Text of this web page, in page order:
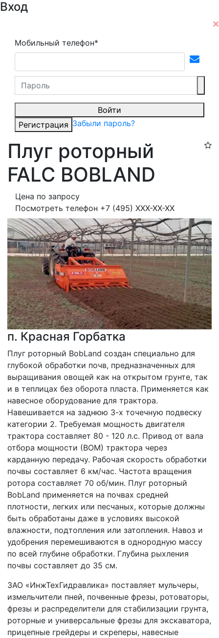
Вход
Мобильный телефон*
Войти
Регистрация Забыли пароль?
Плуг роторный
FALC BOBLAND
Цена по запросу
Посмотреть телефон +7 (495) XXX-XX-XX
п. Красная Горбатка
Плуг роторный BobLand создан специально для
глубокой обработки почв, предназначенных для
выращивания овощей как на открытом грунте, так
и в теплицах без оборота пласта. Применяется как
навесное оборудование для трактора.
Навешивается на заднюю 3-х точечную подвеску
категории 2. Требуемая мощность двигателя
трактора составляет 80 - 120 л.с. Привод от вала
отбора мощности (ВОМ) трактора через
карданную передачу. Рабочая скорость обработки
почвы составляет 6 км/час. Частота вращения
ротора составляет 70 об/мин. Плуг роторный
BobLand применяется на почвах средней
плотности, легких или песчаных, которые должны
быть обработаны даже в условиях высокой
влажности, подтопления или затопления. Навоз и
удобрения перемешиваются в однородную массу
по всей глубине обработки. Глубина рыхления
почвы составляет до 35 см.
ЗАО «ИнжТехГидравлика» поставляет мульчеры,
измельчители пней, почвенные фрезы, ротоваторы,
фрезы и распределители для стабилизации грунта,
роторные и универсальные фрезы для экскаватора,
прицепные грейдеры и скреперы, навесные